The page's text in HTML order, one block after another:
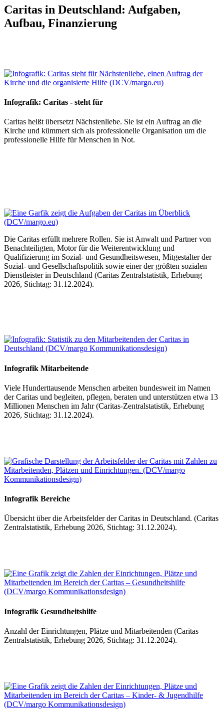
Caritas in Deutschland: Aufgaben,
Aufbau, Finanzierung
Infografik: Caritas - steht für
Caritas heißt übersetzt Nächstenliebe. Sie ist ein Auftrag an die
Kirche und kümmert sich als professionelle Organisation um die
professionelle Hilfe für Menschen in Not.
Die Caritas erfüllt mehrere Rollen. Sie ist Anwalt und Partner von
Benachteiligten, Motor für die Weiterentwicklung und
Qualifizierung im Sozial- und Gesundheitswesen, Mitgestalter der
Sozial- und Gesellschaftspolitik sowie einer der größten sozialen
Dienstleister in Deutschland (Caritas Zentralstatistik, Erhebung
2026, Stichtag: 31.12.2024).
Infografik Mitarbeitende
Viele Hunderttausende Menschen arbeiten bundesweit im Namen
der Caritas und begleiten, pflegen, beraten und unterstützen etwa 13
Millionen Menschen im Jahr (Caritas-Zentralstatistik, Erhebung
2026, Stichtag: 31.12.2024).
Infografik Bereiche
Übersicht über die Arbeitsfelder der Caritas in Deutschland. (Caritas
Zentralstatistik, Erhebung 2026, Stichtag: 31.12.2024).
Infografik Gesundheitshilfe
Anzahl der Einrichtungen, Plätze und Mitarbeitenden (Caritas
Zentralstatistik, Erhebung 2026, Stichtag: 31.12.2024).